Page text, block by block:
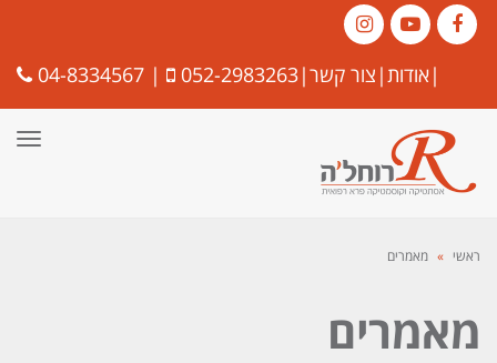
Facebook
YouTube
Instagram |אודות| צור קשר|
052-2983263
|
04-8334567
ראשי » מאמרים
מאמרים